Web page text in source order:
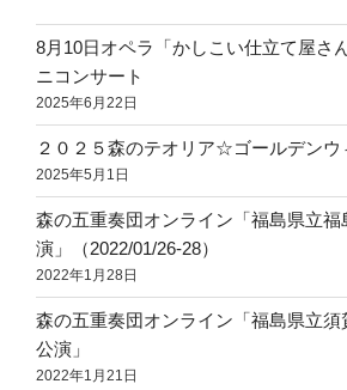
8月10日オペラ「かしこい仕立て屋さ
ニコンサート
2025年6月22日
２０２５森のテオリア☆ゴールデンウ
2025年5月1日
森の五重奏団オンライン「福島県立福
演」（2022/01/26-28）
2022年1月28日
森の五重奏団オンライン「福島県立須
公演」
2022年1月21日